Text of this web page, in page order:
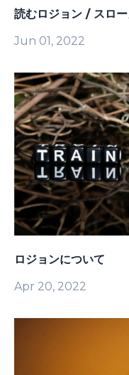
読むロジョン / スロー
Jun 01, 2022
ロジョンについて
Apr 20, 2022